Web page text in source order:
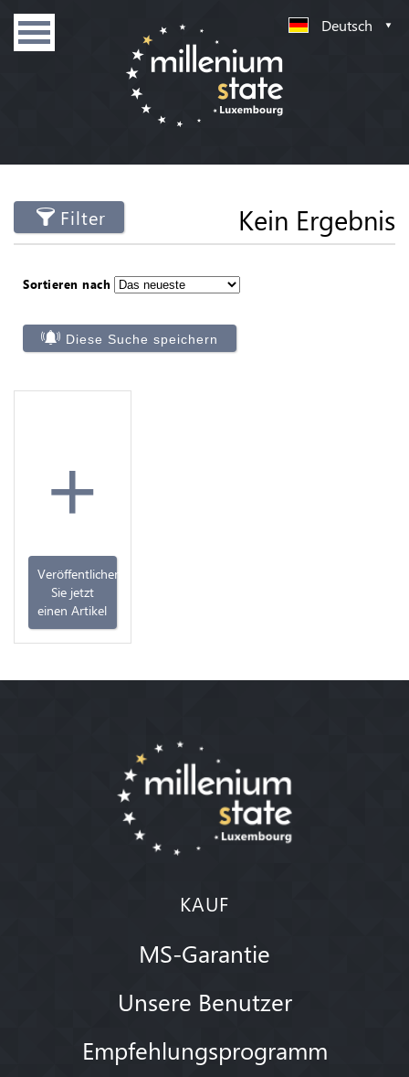
Deutsch
Filter Kein Ergebnis
Sortieren nach
Diese Suche speichern
+
Veröffentlichen
Sie jetzt
einen Artikel
KAUF
MS-Garantie
Unsere Benutzer
Empfehlungsprogramm